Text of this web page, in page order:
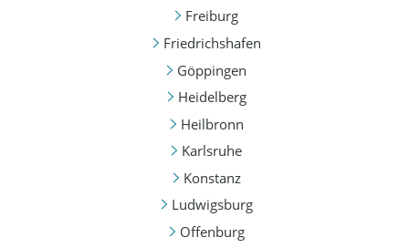
Freiburg
Friedrichshafen
Göppingen
Heidelberg
Heilbronn
Karlsruhe
Konstanz
Ludwigsburg
Offenburg